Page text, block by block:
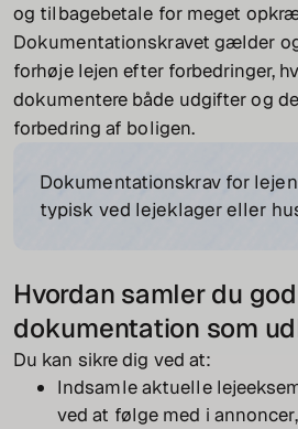
og tilbagebetale for meget
Dokumentationskravet gælder
forhøje lejen efter forbedringer,
dokumentere både udgifter og
forbedring af boligen.
Dokumentationskrav for
typisk ved lejeklager eller
Hvordan samler du god
dokumentation som
Du kan sikre dig ved at:
Indsamle aktuelle
ved at følge med i